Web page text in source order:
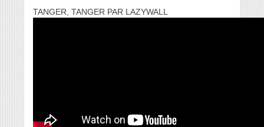
TANGER, TANGER PAR LAZYWALL